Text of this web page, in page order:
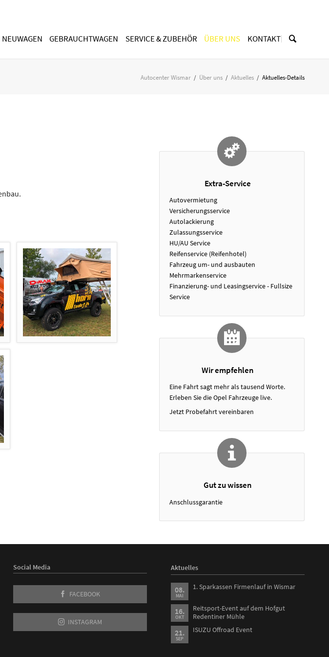
überspringen
NEUWAGEN GEBRAUCHTWAGEN SERVICE & ZUBEHÖR ÜBER UNS
Ansprechpartner & Team
KONTAKT
Autocenter Wismar Über uns Aktuelles Aktuelles-Details
Extra-Service
Autovermietung
Versicherungsservice
Autolackierung
Zulassungsservice
HU/AU Service
Reifenservice (Reifenhotel)
Fahrzeug um- und ausbauten
Mehrmarkenservice
Finanzierung- und Leasingservice - Fullsize
Service
Wir empfehlen
Eine Fahrt sagt mehr als tausend Worte.
Erleben Sie die Opel Fahrzeuge live.
Jetzt Probefahrt vereinbaren
Gut zu wissen
Anschlussgarantie
Social Media
FACEBOOK
INSTAGRAM
Aktuelles
08.
MAI
1. Sparkassen Firmenlauf in Wismar
16.
OKT
Reitsport-Event auf dem Hofgut
Redentiner Mühle
21.
SEP
ISUZU Offroad Event